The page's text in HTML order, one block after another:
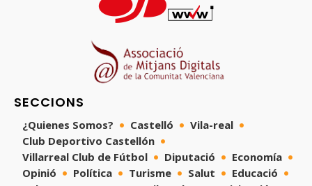
SECCIONS
¿Quienes Somos? Castelló
Vila-real
Club Deportivo Castellón
Villarreal Club de Fútbol
Diputació
Economía
Opinió
Política Turisme Salut
Educació